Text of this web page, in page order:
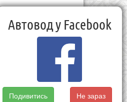
Автовод у Facebook
Подивитись Не зараз